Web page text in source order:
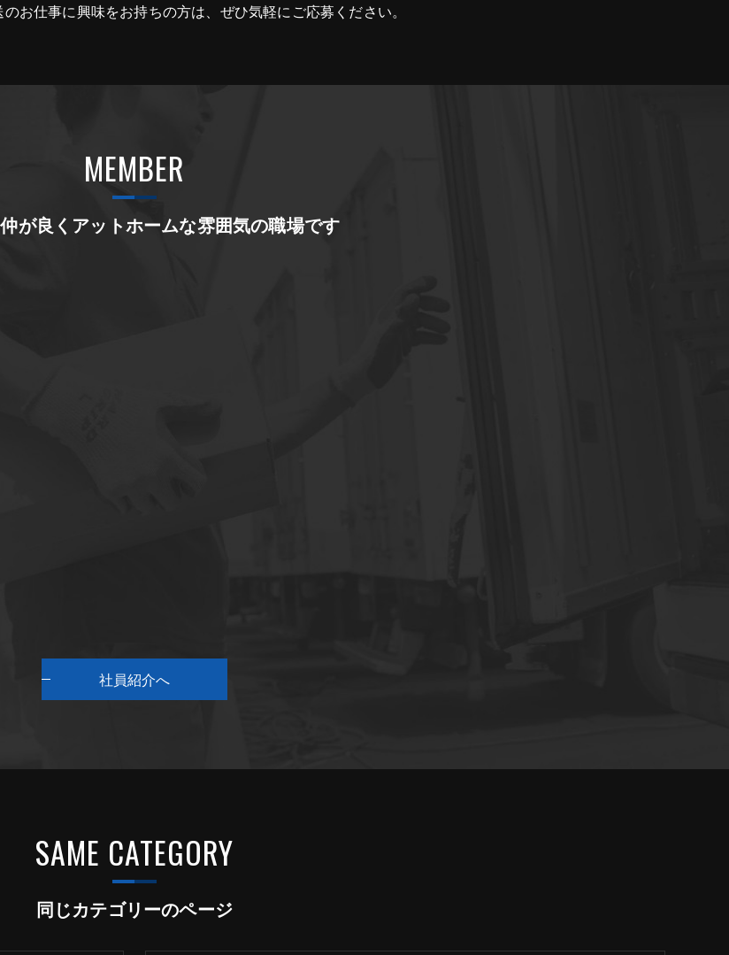
お仕事に興味をお持ちの方は、ぜひ気軽にご応募ください。
が良くアットホームな雰囲気の職場です
MEMBER
社員紹介へ
同じカテゴリーのページ
SAME CATEGORY